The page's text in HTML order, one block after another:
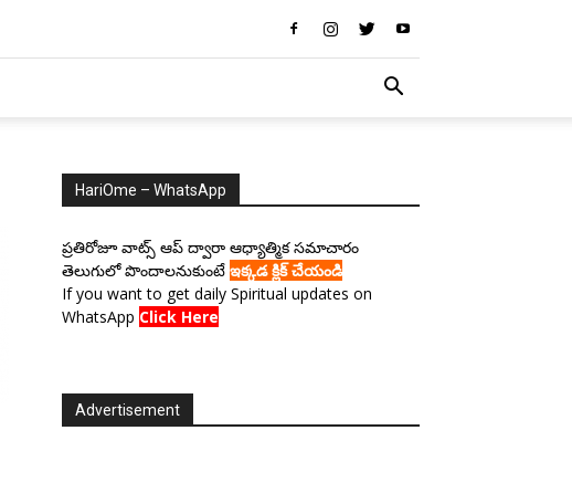
HariOme – WhatsApp
ప్రతిరోజూ వాట్స్ ఆప్ ద్వారా ఆధ్యాత్మిక సమాచారం
తెలుగులో పొందాలనుకుంటే ఇక్కడ క్లిక్ చేయండి
If you want to get daily Spiritual updates on
WhatsApp Click Here
Advertisement